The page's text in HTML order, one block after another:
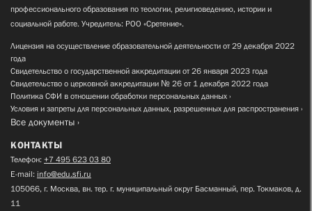
профессионального образования по теологии, религиоведению, истории и
социальной работе. Учредитель: РОО «Сретение».
Лицензия на осуществление образовательной деятельности от 29 декабря 2022
года
Свидетельство о государственной аккредитации от 26 января 2023 года
Свидетельство о церковной аккредитации № 26 от 1 декабря 2022 года
Политика СФИ в отношении обработки персональных данных
Условия и запреты для персональных данных, разрешенных для распространения
Все документы
КОНТАКТЫ
Телефон: +7 495 623 03 80
E-mail: info@edu.sfi.ru
105066, г. Москва, вн. тер. г. муниципальный округ Басманный, пер. Токмаков, д.
11